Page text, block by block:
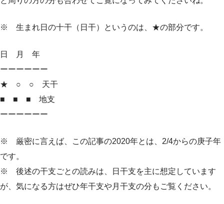
※ 生まれ日の十干（日干）というのは、★の部分です。
日 月 年
ーーーーーー
★ ○ ○ 天干
■ ■ ■ 地支
ーーーーーー
※ 厳密に言えば、この記事の2020年とは、2/4からの庚子年
です。
※ 後述の干支ごとの読みは、日干支を主に想定しています
が、気になる方はぜひ年干支や月干支の分もご覧ください。